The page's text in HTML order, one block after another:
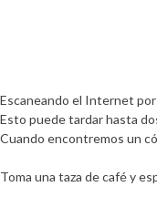
Escaneando el Internet
Esto puede tardar hasta
Cuando encontremos un
Toma una taza de café y